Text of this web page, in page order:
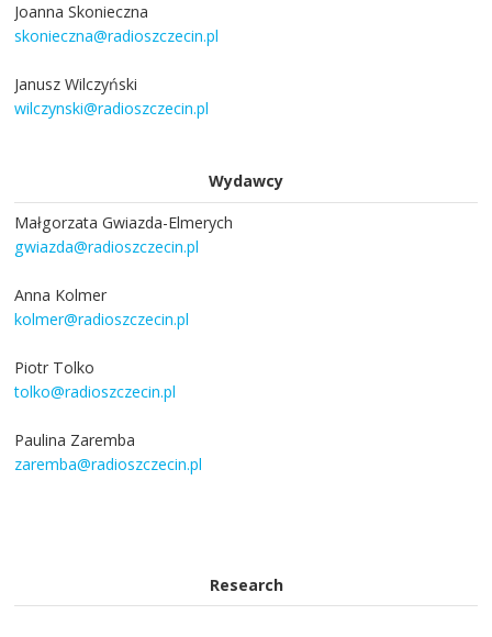
Joanna Skonieczna
skonieczna@radioszczecin.pl
Janusz Wilczyński
wilczynski@radioszczecin.pl
Wydawcy
Małgorzata Gwiazda-Elmerych
gwiazda@radioszczecin.pl
Anna Kolmer
kolmer@radioszczecin.pl
Piotr Tolko
tolko@radioszczecin.pl
Paulina Zaremba
zaremba@radioszczecin.pl
Research